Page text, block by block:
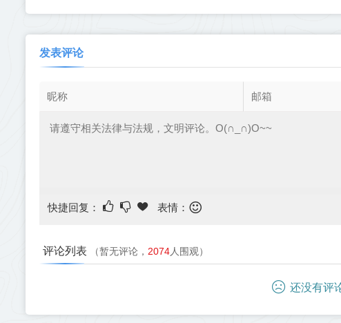
发表评论
快捷回复： 表情：
评论列表 （暂无评论， 2074人围观）
还没有评